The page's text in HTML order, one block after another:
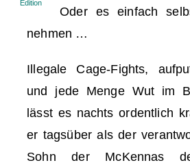
Edition
Oder es einfach
nehmen …
Illegale Cage-Fights,
und jede Menge Wut im
lässt es nachts ordentlich
er tagsüber als der
Sohn der McKennas